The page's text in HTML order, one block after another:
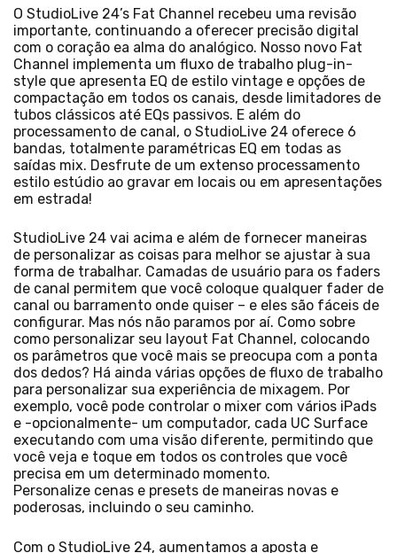
O StudioLive 24’s Fat Channel recebeu uma revisão
importante, continuando a oferecer precisão digital
com o coração ea alma do analógico. Nosso novo Fat
Channel implementa um fluxo de trabalho plug-in-
style que apresenta EQ de estilo vintage e opções de
compactação em todos os canais, desde limitadores de
tubos clássicos até EQs passivos. E além do
processamento de canal, o StudioLive 24 oferece 6
bandas, totalmente paramétricas EQ em todas as
saídas mix. Desfrute de um extenso processamento
estilo estúdio ao gravar em locais ou em apresentações
em estrada!
StudioLive 24 vai acima e além de fornecer maneiras
de personalizar as coisas para melhor se ajustar à sua
forma de trabalhar. Camadas de usuário para os faders
de canal permitem que você coloque qualquer fader de
canal ou barramento onde quiser – e eles são fáceis de
configurar. Mas nós não paramos por aí. Como sobre
como personalizar seu layout Fat Channel, colocando
os parâmetros que você mais se preocupa com a ponta
dos dedos? Há ainda várias opções de fluxo de trabalho
para personalizar sua experiência de mixagem. Por
exemplo, você pode controlar o mixer com vários iPads
e -opcionalmente- um computador, cada UC Surface
executando com uma visão diferente, permitindo que
você veja e toque em todos os controles que você
precisa em um determinado momento.
Personalize cenas e presets de maneiras novas e
poderosas, incluindo o seu caminho.
Com o StudioLive 24, aumentamos a aposta e